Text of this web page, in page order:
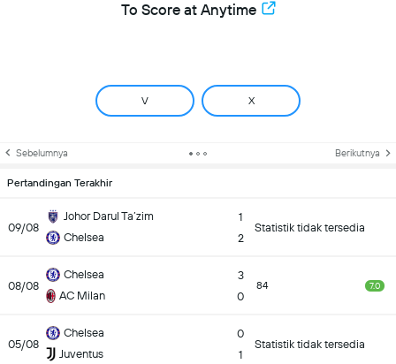
To Score at Anytime
V X
Sebelumnya Berikutnya
Pertandingan Terakhir
09/08
Johor Darul Ta’zim
Chelsea
1
2
Statistik tidak tersedia
08/08
Chelsea
AC Milan
3
0
84 7.0
05/08
Chelsea
Juventus
0
1
Statistik tidak tersedia